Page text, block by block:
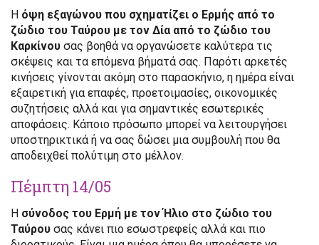
Η όψη εξαγώνου που σχηματίζει ο Ερμής από το
ζώδιο του Ταύρου με τον Δία από το ζώδιο του
Καρκίνου σας βοηθά να οργανώσετε καλύτερα τις
σκέψεις και τα επόμενα βήματά σας. Παρότι αρκετές
κινήσεις γίνονται ακόμη στο παρασκήνιο, η ημέρα είναι
εξαιρετική για επαφές, προετοιμασίες, οικονομικές
συζητήσεις αλλά και για σημαντικές εσωτερικές
αποφάσεις. Κάποιο πρόσωπο μπορεί να λειτουργήσει
υποστηρικτικά ή να σας δώσει μια συμβουλή που θα
αποδειχθεί πολύτιμη στο μέλλον.
Πέμπτη 14/05
Η σύνοδος του Ερμή με τον Ήλιο στο ζώδιο του
Ταύρου σας κάνει πιο εσωστρεφείς αλλά και πιο